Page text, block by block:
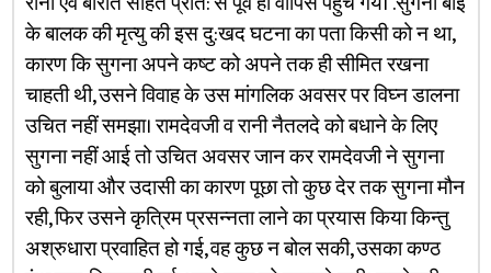
के बालक की मृत्यु की इस दु:खद घटना का पता किसी को न था,
कारण कि सुगना अपने कष्ट को अपने तक ही सीमित रखना
चाहती थी, उसने विवाह के उस मांगलिक अवसर पर विघ्न डालना
उचित नहीं समझा। रामदेवजी व रानी नैतलदे को बधाने के लिए
सुगना नहीं आई तो उचित अवसर जान कर रामदेवजी ने सुगना
को बुलाया और उदासी का कारण पूछा तो कुछ देर तक सुगना मौन
रही, फिर उसने कृत्रिम प्रसन्नता लाने का प्रयास किया किन्तु
अश्रुधारा प्रवाहित हो गई, वह कुछ न बोल सकी, उसका कण्ठ